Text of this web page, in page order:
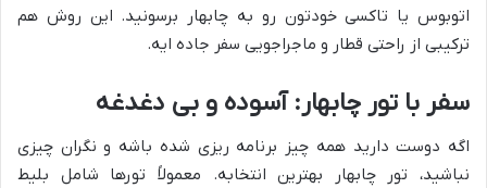
اتوبوس یا تاکسی خودتون رو به چابهار برسونید. این روش هم
ترکیبی از راحتی قطار و ماجراجویی سفر جاده ایه.
سفر با تور چابهار: آسوده و بی دغدغه
اگه دوست دارید همه چیز برنامه ریزی شده باشه و نگران چیزی
نباشید، تور چابهار بهترین انتخابه. معمولاً تورها شامل بلیط